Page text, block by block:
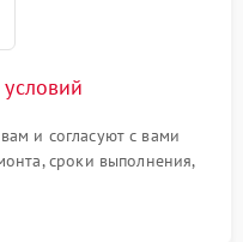
и согласуют с вами
сроки выполнения,